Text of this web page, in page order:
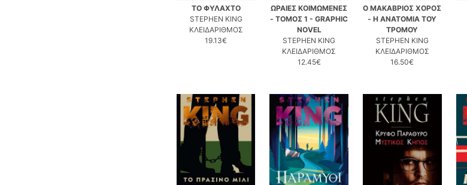
ΤΟ ΦΥΛΑΧΤΟ
STEPHEN KING
ΚΛΕΙΔΑΡΙΘΜΟΣ
19.13€
ΩΡΑΙΕΣ ΚΟΙΜΩΜΕΝΕΣ
- ΤΟΜΟΣ 1 - GRAPHIC
NOVEL
STEPHEN KING
ΚΛΕΙΔΑΡΙΘΜΟΣ
12.45€
Ο ΜΑΚΑΒΡΙΟΣ ΧΟΡΟΣ
- Η ΑΝΑΤΟΜΙΑ ΤΟΥ
ΤΡΟΜΟΥ
STEPHEN KING
ΚΛΕΙΔΑΡΙΘΜΟΣ
16.50€